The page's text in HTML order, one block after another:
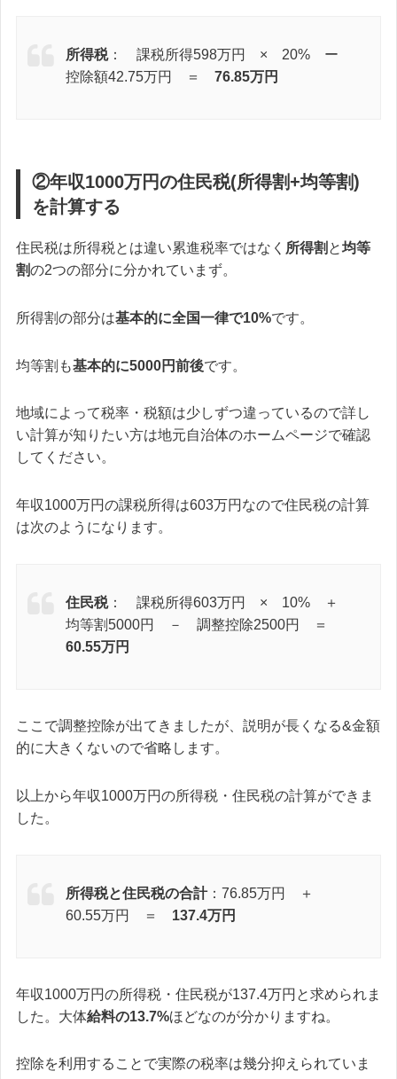
所得税： 課税所得598万円 × 20% ー
控除額42.75万円 ＝ 76.85万円
②年収1000万円の住民税(所得割+均等割)
を計算する
住民税は所得税とは違い累進税率ではなく 所得割 と均等
割の2つの部分に分かれていまず。
所得割の部分は基本的に全国一律で10%です。
均等割も基本的に5000円前後です。
地域によって税率・税額は少しずつ違っているので詳し
い計算が知りたい方は地元自治体のホームページで確認
してください。
年収1000万円の課税所得は603万円なので住民税の計算
は次のようになります。
住民税： 課税所得603万円 × 10% ＋
均等割5000円 － 調整控除2500円 ＝
60.55万円
ここで調整控除が出てきましたが、説明が長くなる&金額
的に大きくないので省略します。
以上から年収1000万円の所得税・住民税の計算ができま
した。
所得税と住民税の合計：76.85万円 ＋
60.55万円 ＝ 137.4万円
年収1000万円の所得税・住民税が137.4万円と求められま
した。大体給料の13.7%ほどなのが分かりますね。
控除を利用することで実際の税率は幾分抑えられていま